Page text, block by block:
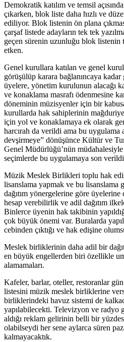
Demokratik katılım ve temsil
çıkarken, blok liste daha hızlı ve
ediliyor. Blok listenin ön plana
çarşaf listede adayların tek tek
geçen sürenin uzunluğu blok
etken.
Genel kurullara katılan ve genel
görüşülüp karara bağlanıncaya
üyelere, yönetim kurulunun alacağı
ve konaklama masrafı ödenmesine
döneminin müzisyenler için bir
kurullarda hak sahiplerinin
için yol ve konaklamaya ek olarak
harcırah da verildi ama bu uygulama
devşirmeye” dönüşünce Kültür ve
Genel Müdürlüğü’nün
seçimlerde bu uygulamaya son
Müzik Meslek Birlikleri toplu hak
lisanslama yapmak ve bu lisanslama
dağıtım yönergelerine göre
hesap verebilirlik ve adil dağıtım
Binlerce üyenin hak takibinin
çok büyük önemi var. Buralarda
cebinden çıktığı ve hak edişine
Meslek birliklerinin daha adil bir
en büyük engellerden biri özellikle
alamamaları.
Kafeler, barlar, oteller, restoranlar gün
listesini müzik meslek birliklerine
birliklerindeki havuz sistemi de
yapılabilecekti. Televizyon ve radyo
aldığı reklam gelirinin belli bir
olabilseydi her sene aylarca süren
kalmayacaktık.